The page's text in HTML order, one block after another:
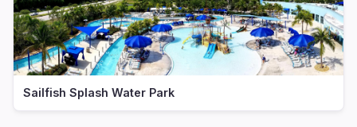
Sailfish Splash Water Park